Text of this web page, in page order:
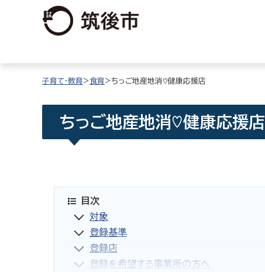
子育て・教育>食育>ちっご地産地消♡健康応援店
ちっご地産地消♡健康応援店
目次
対象
登録基準
登録店
登録を希望する事業所の方へ